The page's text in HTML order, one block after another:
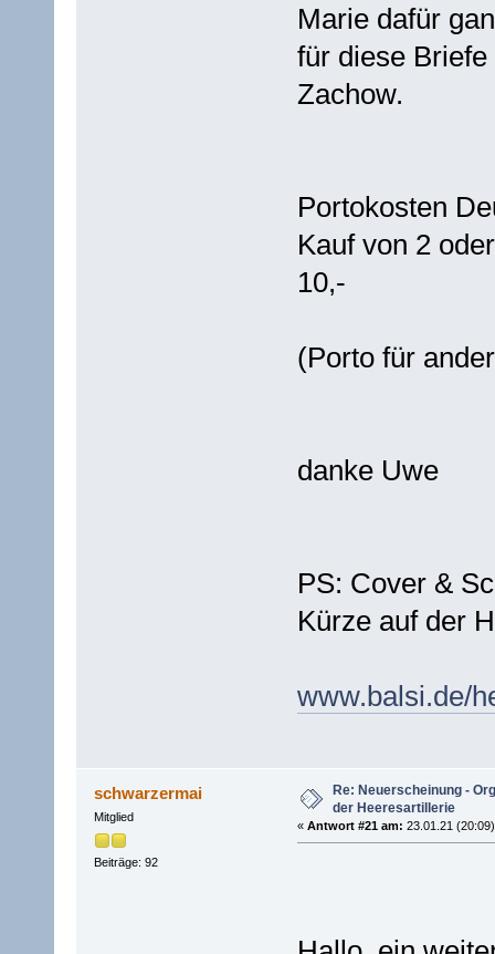
Marie dafür
für diese
Zachow.
Portokosten
Kauf von 2
10,-
(Porto für
danke Uwe
PS: Cover &
Kürze auf der
www.balsi.de/
schwarzermai
Mitglied
Beiträge: 92
Re: Neuerscheinung -
der Heeresartillerie
« Antwort #21 am: 23.01.21